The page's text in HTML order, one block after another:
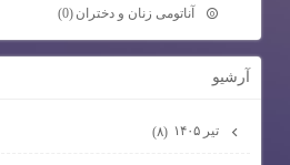
آناتومی زنان و دختران (0)
آرشيو
تیر ۱۴۰۵ (۸)